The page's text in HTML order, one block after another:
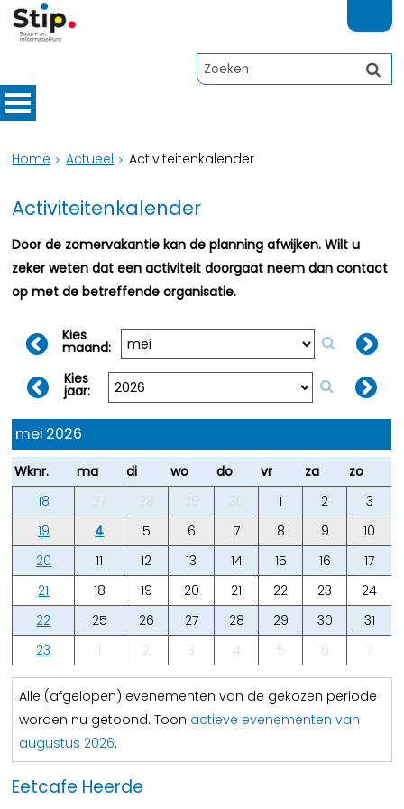
Home Actueel Activiteitenkalender
Activiteitenkalender
Door de zomervakantie kan de planning afwijken. Wilt u
zeker weten dat een activiteit doorgaat neem dan contact
op met de betreffende organisatie.
Kies
maand:
Kies
jaar:
mei 2026
Wknr. ma di wo do vr za
zo
18
27 28 29 30 1 2
3
19
4 5 6 7 8 9
10
20
11 12 13 14 15 16
17
21
18 19 20 21 22 23
24
22
25 26 27 28 29 30
31
23
1 2 3 4 5 6 7
Alle (afgelopen) evenementen van de gekozen periode
worden nu getoond. Toon actieve evenementen van
augustus 2026.
Eetcafe Heerde